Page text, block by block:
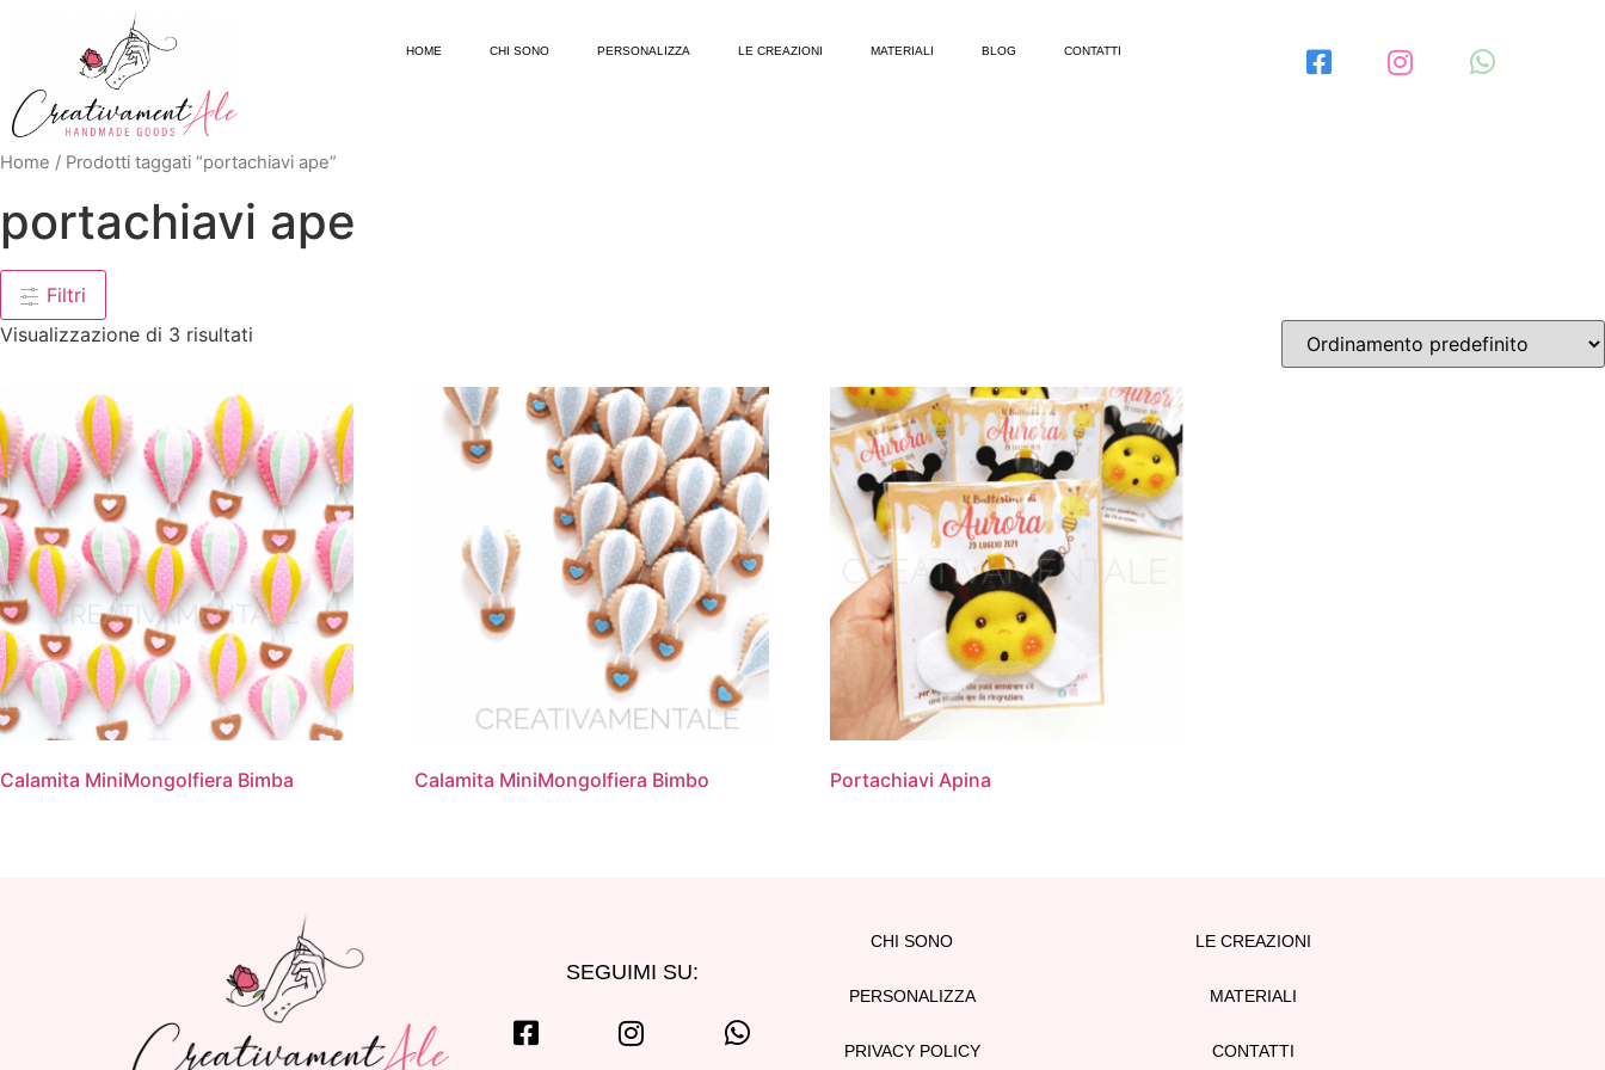
HOME CHI SONO PERSONALIZZA LE CREAZIONI MATERIALI BLOG CONTATTI
Home / Prodotti taggati “portachiavi ape”
portachiavi ape
Filtri
Visualizzazione di 3 risultati
Calamita MiniMongolfiera Bimba Calamita MiniMongolfiera Bimbo Portachiavi Apina
SEGUIMI SU:
CHI SONO
PERSONALIZZA
PRIVACY POLICY
LE CREAZIONI
MATERIALI
CONTATTI